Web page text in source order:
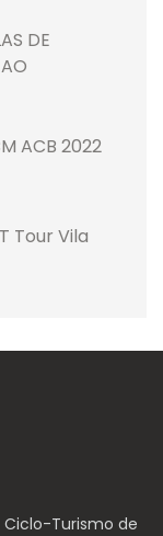
DE
ACB 2022
Tour Vila
Ciclo-Turismo de